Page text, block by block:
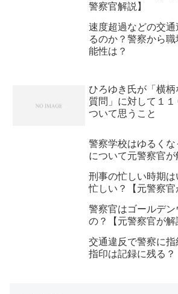
警察官解説】
速度超過などの交
るのか？警察から
能性は？
ひろゆき氏が「横
質問」に対して１
ついて思うこと
警察学校はゆるく
について元警察官が
刑事の忙しい時期
忙しい？【元警察官
警察官はゴールデ
の？【元警察官が解
交通違反で警察に指
指印は記録に残る？